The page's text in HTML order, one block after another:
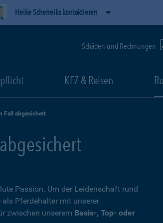
Heike Scherreiks kontaktieren
Schäden und Rechnungen
KFZ & Reisen
Fall abgesichert
Passion. Um der Leidenschaft rund
Pferdehalter mit unserer
zwischen unserem Basis-, Top- oder